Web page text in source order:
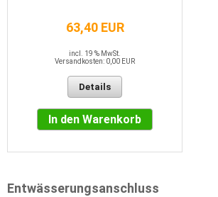
63,40 EUR
incl. 19 % MwSt.
Versandkosten: 0,00 EUR
Details
In den Warenkorb
Entwässerungsanschluss